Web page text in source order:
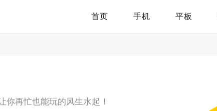
首页 手机 平板
你再忙也能玩的风生水起！